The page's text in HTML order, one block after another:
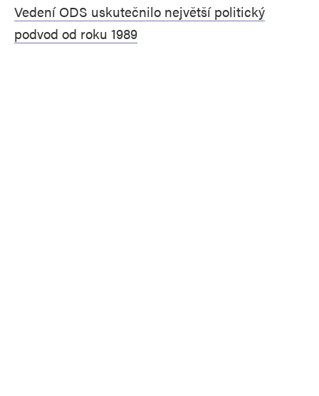
Vedení ODS uskutečnilo největší politický
podvod od roku 1989